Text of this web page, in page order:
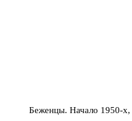
Беженцы. Начало 1950-х,